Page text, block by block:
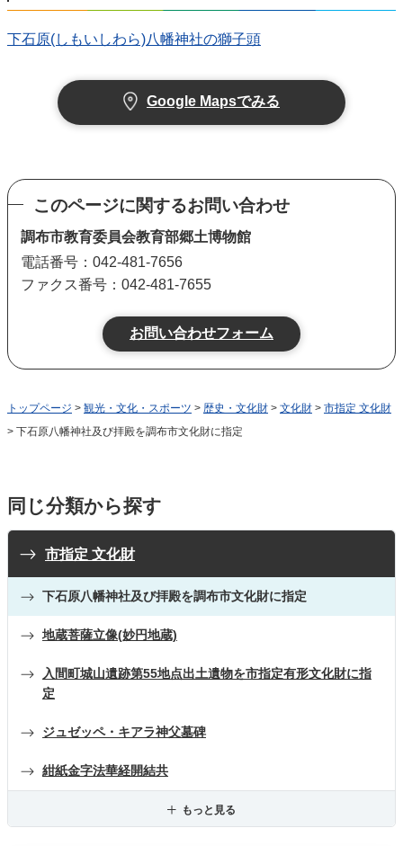
下石原(しもいしわら)八幡神社の獅子頭
Google Mapsでみる
このページに関するお問い合わせ
調布市教育委員会教育部郷土博物館
電話番号：042-481-7656
ファクス番号：042-481-7655
トップページ > 観光・文化・スポーツ > 歴史・文化財 > 文化財 > 市指定 文化財
> 下石原八幡神社及び拝殿を調布市文化財に指定
同じ分類から探す
市指定 文化財
下石原八幡神社及び拝殿を調布市文化財に指定
地蔵菩薩立像(妙円地蔵)
入間町城山遺跡第55地点出土遺物を市指定有形文化財に指
定
ジュゼッペ・キアラ神父墓碑
紺紙金字法華経開結共
もっと見る